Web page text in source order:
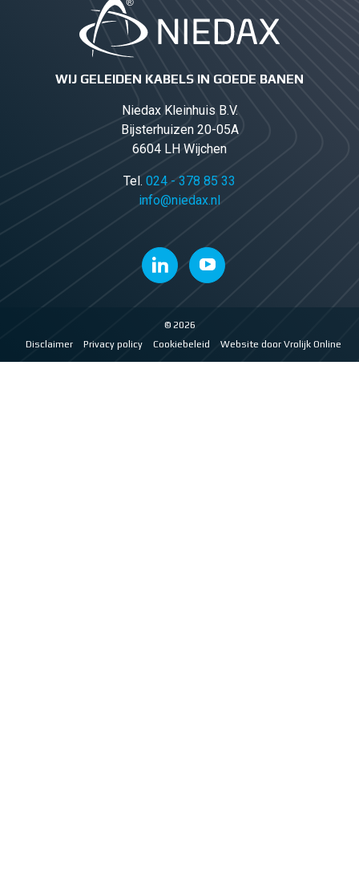
WIJ GELEIDEN KABELS IN GOEDE BANEN
Niedax Kleinhuis B.V.
Bijsterhuizen 20-05A
6604 LH Wijchen
Tel. 024 - 378 85 33
info@niedax.nl
© 2026
Disclaimer
Privacy policy Cookiebeleid Website door Vrolijk Online